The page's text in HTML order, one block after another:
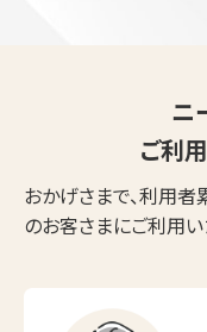
ニ
ご利
おかげさまで、利用
のお客さまにご利用い